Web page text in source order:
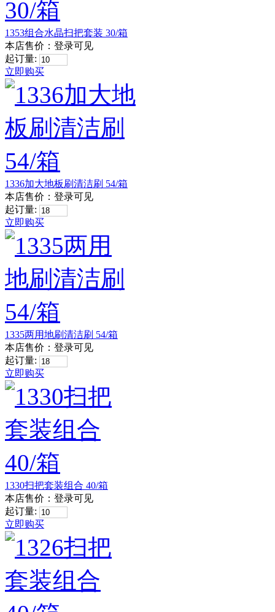
1353组合水晶扫把套装 30/箱
本店售价： 登录可见
起订量:
立即购买
1336加大地板刷清洁刷 54/箱
本店售价： 登录可见
起订量:
立即购买
1335两用地刷清洁刷 54/箱
本店售价： 登录可见
起订量:
立即购买
1330扫把套装组合 40/箱
本店售价： 登录可见
起订量:
立即购买